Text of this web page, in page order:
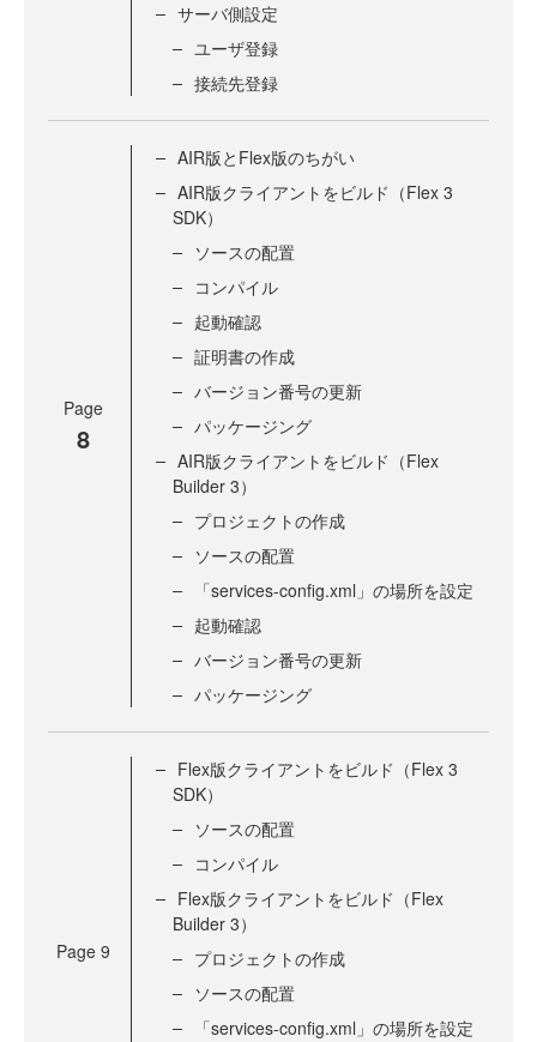
サーバ側設定
ユーザ登録
接続先登録
Page
8
AIR版とFlex版のちがい
AIR版クライアントをビルド（Flex 3
SDK）
ソースの配置
コンパイル
起動確認
証明書の作成
バージョン番号の更新
パッケージング
AIR版クライアントをビルド（Flex
Builder 3）
プロジェクトの作成
ソースの配置
「services-config.xml」の場所を設定
起動確認
バージョン番号の更新
パッケージング
Page 9
Flex版クライアントをビルド（Flex 3
SDK）
ソースの配置
コンパイル
Flex版クライアントをビルド（Flex
Builder 3）
プロジェクトの作成
ソースの配置
「services-config.xml」の場所を設定